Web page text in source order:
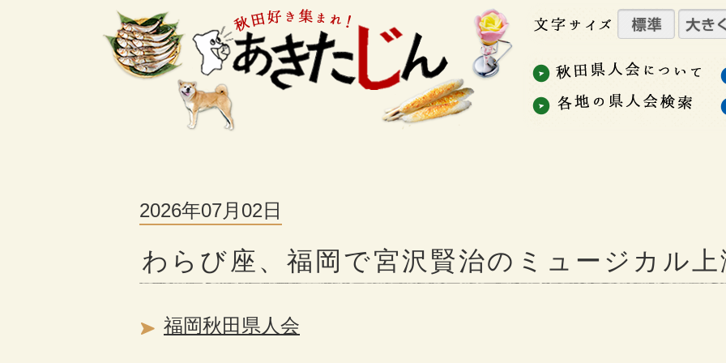
2026年07月02日
わらび座、福岡で宮沢賢治のミュージカル上
福岡秋田県人会